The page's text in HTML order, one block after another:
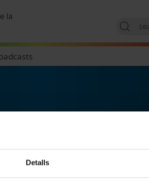
Detalls
la